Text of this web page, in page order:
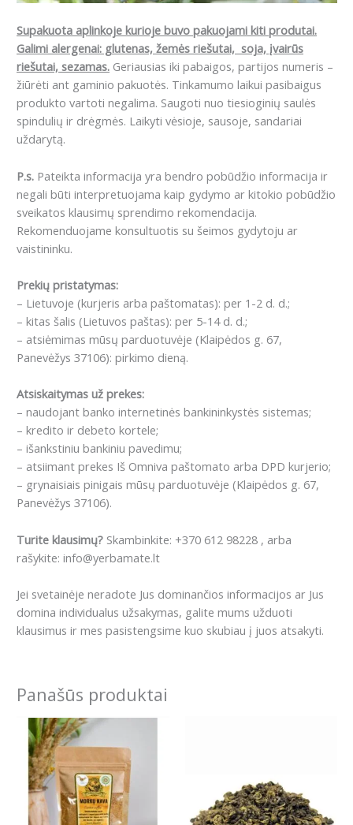
Supakuota aplinkoje kurioje buvo pakuojami kiti produtai.
Galimi alergenai: glutenas, žemės riešutai, soja, įvairūs
riešutai, sezamas. Geriausias iki pabaigos, partijos numeris –
žiūrėti ant gaminio pakuotės. Tinkamumo laikui pasibaigus
produkto vartoti negalima. Saugoti nuo tiesioginių saulės
spindulių ir drėgmės. Laikyti vėsioje, sausoje, sandariai
uždarytą.
P.s. Pateikta informacija yra bendro pobūdžio informacija ir
negali būti interpretuojama kaip gydymo ar kitokio pobūdžio
sveikatos klausimų sprendimo rekomendacija.
Rekomenduojame konsultuotis su šeimos gydytoju ar
vaistininku.
Prekių pristatymas:
– Lietuvoje (kurjeris arba paštomatas): per 1-2 d. d.;
– kitas šalis (Lietuvos paštas): per 5-14 d. d.;
– atsiėmimas mūsų parduotuvėje (Klaipėdos g. 67,
Panevėžys 37106): pirkimo dieną.
Atsiskaitymas už prekes:
– naudojant banko internetinės bankininkystės sistemas;
– kredito ir debeto kortele;
– išankstiniu bankiniu pavedimu;
– atsiimant prekes Iš Omniva paštomato arba DPD kurjerio;
– grynaisiais pinigais mūsų parduotuvėje (Klaipėdos g. 67,
Panevėžys 37106).
Turite klausimų? Skambinkite: +370 612 98228 , arba
rašykite: info@yerbamate.lt
Jei svetainėje neradote Jus dominančios informacijos ar Jus
domina individualus užsakymas, galite mums užduoti
klausimus ir mes pasistengsime kuo skubiau į juos atsakyti.
Panašūs produktai
multiple
variants.
The